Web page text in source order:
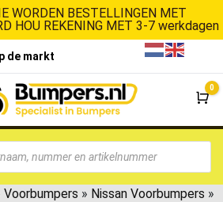
WORDEN BESTELLINGEN MET
HOU REKENING MET 3-7 werkdagen
de markt
0
Voorbumpers » Nissan Voorbumpers »